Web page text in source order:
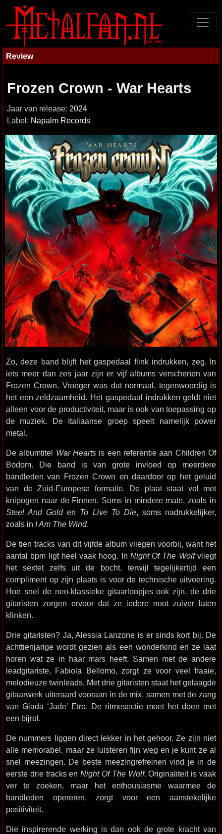
Review
Frozen Crown - War Hearts
Jaar van release: 2024
Label: Napalm Records
Zo, deze band blijft het gaspedaal flink indrukken, zeg. In
iets meer dan zes jaar zijn er vijf albums verschenen van
Frozen Crown. Vroeger was dat normaal, tegenwoordig is
het een zeldzaamheid. Het gaspedaal indrukken geldt niet
alleen voor de productiviteit, maar is ook van toepassing op
de muziek. De Italiaanse groep speelt namelijk power
metal.
De albumtitel War Hearts is een referentie aan Children Of
Bodom. Die band is van grote invloed op meerdere
bandleden van Frozen Crown en daardoor op het geluid
van de Zuid-Europese formatie. De plaat staat vol met
knipogen naar de Finnen. Soms in mindere mate, zoals in
Steel And Golden To Live To Die, soms nadrukkelijker,
zoals in I Am The Wind.
De tien tracks van dit vijfde album vliegen voorbij, want het
aantal bpm ligt heel vaak hoog. In Night Of The Wolfvliegt
het sextet zelfs uit de bocht, terwijl tegelijkertijd een
compliment op zijn plaats is voor de technische uitvoering.
Hoe snel de neo-klassieke gitaarloopjes ook zijn, de drie
gitaristen zorgen ervoor dat ze iedere noot zuiver laten
klinken.
Drie gitaristen? Ja, Alessia Lanzone is er sinds kort bij. De
achttienjarige wordt gezien als een wonderkind en ze laat
horen wat ze in haar mars heeft. Samen met de andere
leadgitariste, Fabiola Bellomo, zorgt ze voor veel fraaie,
melodieuze twinleads. Met drie gitaristen staat het gelaagde
gitaarwerk uiteraard vooraan in de mix, samen met de zang
van Giada ‘Jade’ Etro. De ritmesectie moet het doen met
een bijrol.
De nummers liggen direct lekker in het gehoor. Ze zijn niet
alle memorabel, maar ze luisteren fijn weg en je kunt ze al
snel meezingen. De beste meezingrefreinen vind je in de
eerste drie tracks enNight Of The Wolf. Originaliteit is vaak
ver te zoeken, maar het enthousiasme waarmee de
bandleden opereren, zorgt voor een aanstekelijke
positiviteit.
Die inspirerende werking is dan ook de grote kracht van